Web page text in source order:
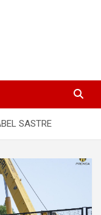
SASTRE